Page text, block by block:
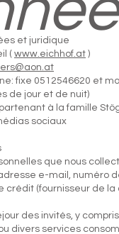
et juridique
( www.eichhof.at )
fixe 0512546620 et
de jour et de nuit)
à la famille
sociaux
que nous
e-mail, numéro
crédit (fournisseur de
des invités, y
divers services